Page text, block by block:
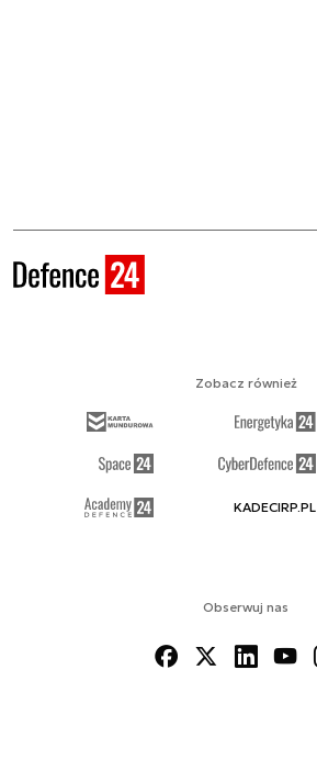
Obserwuj nas
Zobacz również
KADECIRP.PL